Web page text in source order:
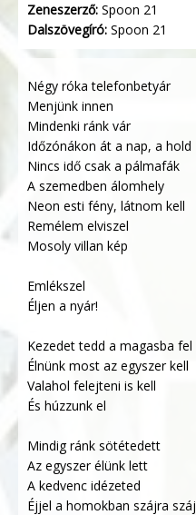
Zeneszerző: Spoon 21
Dalszövegíró: Spoon 21
Négy róka telefonbetyár
Menjünk innen
Mindenki ránk vár
Időzónákon át a nap, a hold
Nincs idő csak a pálmafák
A szemedben álomhely
Neon esti fény, látnom kell
Remélem elviszel
Mosoly villan kép
Emlékszel
Éljen a nyár!
Kezedet tedd a magasba fel
Élnünk most az egyszer kell
Valahol felejteni is kell
És húzzunk el
Mindig ránk sötétedett
Az egyszer élünk lett
A kedvenc idézeted
Éjjel a homokban szájra száj